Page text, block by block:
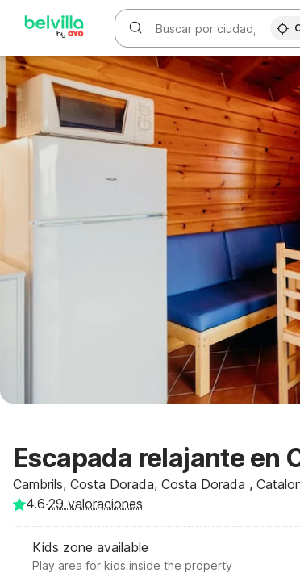
Escapada relajante en
Cambrils, Costa Dorada, Costa Dorada ,
4.6·29 valoraciones
Kids zone available
Play area for kids inside the property